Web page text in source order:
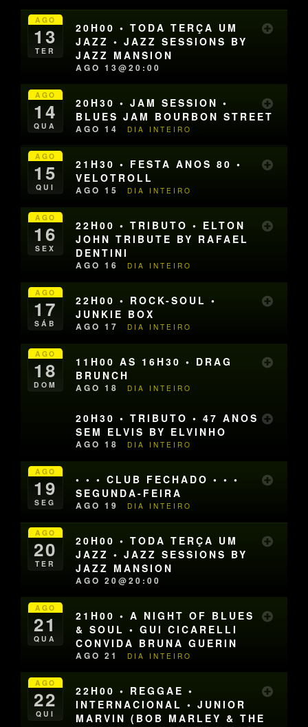
AGO
13
TER
20H00 • TODA TERÇA UM
JAZZ • JAZZ SESSIONS BY
JAZZ MANSION
AGO 13@20:00
AGO
14
QUA
20H30 • JAM SESSION •
BLUES JAM BOURBON STREET
AGO 14 DIA INTEIRO
AGO
15
QUI
21H30 • FESTA ANOS 80 •
VELOTROLL
AGO 15 DIA INTEIRO
AGO
16
SEX
22H00 • TRIBUTO • ELTON
JOHN TRIBUTE BY RAFAEL
DENTINI
AGO 16 DIA INTEIRO
AGO
17
SÁB
22H00 • ROCK-SOUL •
JUNKIE BOX
AGO 17 DIA INTEIRO
AGO
18
DOM
11H00 AS 16H30 • DRAG
BRUNCH
AGO 18 DIA INTEIRO
20H30 • TRIBUTO • 47 ANOS
SEM ELVIS BY ELVINHO
AGO 18 DIA INTEIRO
AGO
19
SEG
• • • CLUB FECHADO • • •
SEGUNDA-FEIRA
AGO 19 DIA INTEIRO
AGO
20
TER
20H00 • TODA TERÇA UM
JAZZ • JAZZ SESSIONS BY
JAZZ MANSION
AGO 20@20:00
AGO
21
QUA
21H00 • A NIGHT OF BLUES
& SOUL • GUI CICARELLI
CONVIDA BRUNA GUERIN
AGO 21 DIA INTEIRO
AGO
22
QUI
22H00 • REGGAE •
INTERNACIONAL • JUNIOR
MARVIN (BOB MARLEY & THE